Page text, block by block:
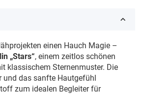
einen Hauch Magie –
„Stars“, einem zeitlos schönen
klassischem Sternenmuster. Die
und das sanfte Hautgefühl
zum idealen Begleiter für